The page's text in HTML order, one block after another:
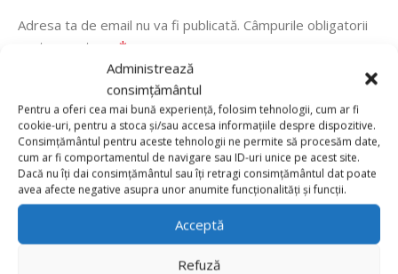
Administrează
consimțământul
Pentru a oferi cea mai bună experiență, folosim tehnologii, cum ar fi
cookie-uri, pentru a stoca și/sau accesa informațiile despre dispozitive.
Consimțământul pentru aceste tehnologii ne permite să procesăm date,
cum ar fi comportamentul de navigare sau ID-uri unice pe acest site.
Dacă nu îți dai consimțământul sau îți retragi consimțământul dat poate
avea afecte negative asupra unor anumite funcționalități și funcții.
Acceptă
Refuză
Adresa ta de email nu va fi publicată. Câmpurile obligatorii
sunt marcate cu *
Value for money
Durability
Delivery speed
Recenzia ta*